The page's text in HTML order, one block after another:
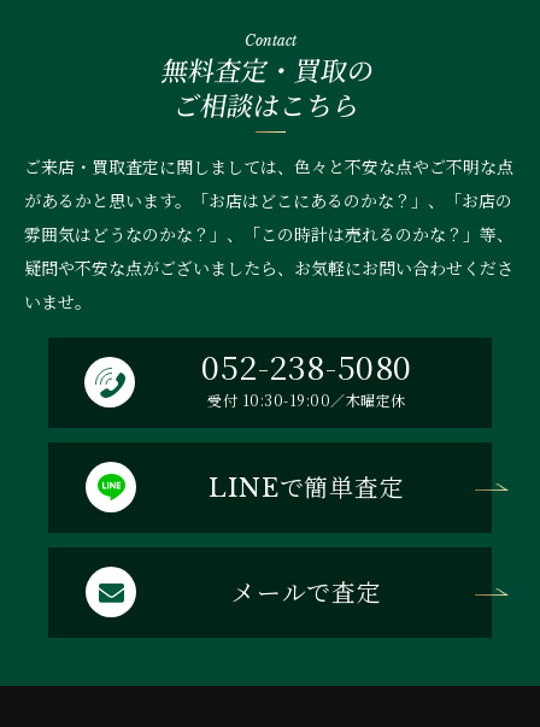
Contact
無料査定・買取の
ご相談はこちら
ご来店・買取査定に関しましては、色々と不安な点やご不明な点
があるかと思います。「お店はどこにあるのかな？」、
「お店の
雰囲気はどうなのかな？」、「この時計は売れるのかな？」等、
疑問や不安な点がございましたら、お気軽にお問い合わせくださ
いませ。
052-238-5080
受付 10:30-19:00／木曜定休
LINEで簡単査定
メールで査定